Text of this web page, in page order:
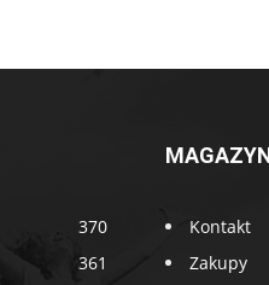
370
361
Kontakt
Zakupy